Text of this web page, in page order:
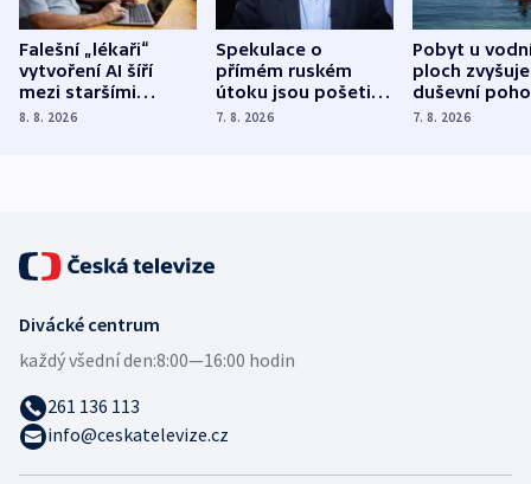
Falešní „lékaři“
vytvoření AI šíří
mezi staršími
Poláky nebezpečné
8. 8. 2026
Spekulace o
přímém ruském
útoku jsou pošetilé,
míní estonský
7. 8. 2026
Pobyt u
ploch zvyšuje
duševní
ukázala
7. 8. 2026
Divácké centrum
každý všední den:8:00—16:00 hodin
261 136 113
info@ceskatelevize.cz